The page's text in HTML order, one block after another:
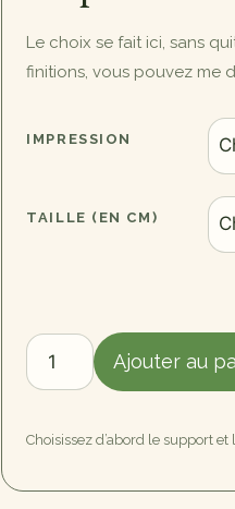
Le choix se fait ici, sans
finitions, vous pouvez me
IMPRESSION
TAILLE (EN CM)
quantité
de
Bretonne
Ajouter au
Choisissez d’abord le support